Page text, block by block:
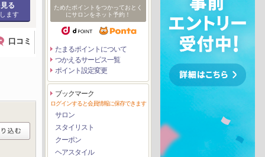
る
ます
口コミ
ためたポイントをつかっておとく
にサロンをネット予約！
たまるポイントについて
つかえるサービス一覧
ポイント設定変更
ブックマーク
ログインすると会員情報に保存できます
サロン
スタイリスト
クーポン
ヘアスタイル